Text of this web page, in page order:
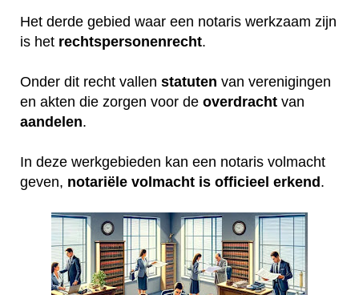
Het derde gebied waar een notaris werkzaam zijn
is het rechtspersonenrecht.
Onder dit recht vallen statuten van verenigingen
en akten die zorgen voor de overdracht van
aandelen.
In deze werkgebieden kan een notaris volmacht
geven, notariële volmacht is officieel erkend .